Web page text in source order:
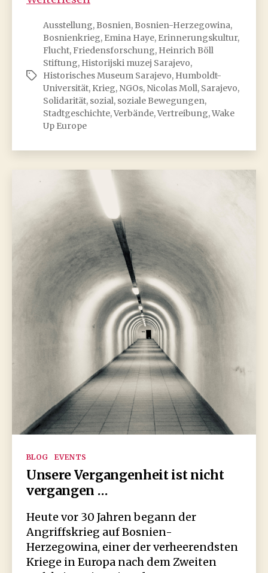
Up,
Europe!
Support
and
solidarity
mobilisations
for
and
its
citizens
during
the
1992-
1995
war
Schlagwörter
Ausstellung, Bosnien, Bosnien-Herzegowina,
Bosnienkrieg, Emina Haye, Erinnerungskultur,
Flucht, Friedensforschung, Heinrich Böll
Stiftung, Historijski muzej Sarajevo,
Historisches Museum Sarajevo, Humboldt-
Universität, Krieg, NGOs, Nicolas Moll, Sarajevo,
Solidarität, sozial, soziale Bewegungen,
Stadtgeschichte,Verbände,Vertreibung,Wake
Up Europe
Kategorien
BLOG EVENTS
Unsere Vergangenheit ist nicht
vergangen …
Heute vor 30 Jahren begann der
Angriffskrieg auf Bosnien-
Herzegowina, einer der verheerendsten
Kriege in Europa nach dem Zweiten